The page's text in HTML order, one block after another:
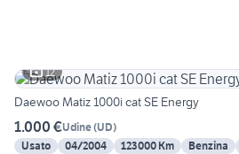
12
Daewoo Matiz 1000i cat SE Energy
1.000 €Udine(UD)
Usato
04/2004 123000 Km Benzina